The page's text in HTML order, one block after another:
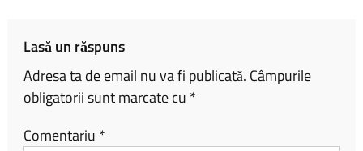
Lasă un răspuns
Adresa ta de email nu va fi publicată. Câmpurile
obligatorii sunt marcate cu *
Comentariu *